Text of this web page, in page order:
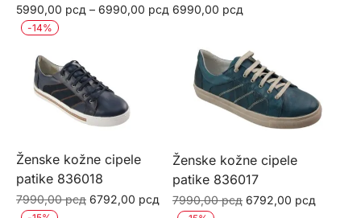
5990,00 рсд – 6990,00 рсд Raspon
5990,00 рсд
6990,00 рсд
-14%
proizvod
ima
Opcije
mogu
biti
6990,00 рсд
proizvod
više
mogu
biti
izabrane
Ženske kožne cipele
patike 836018
7990,00рсд Originalna
6792,00 рсд Trenutna
Ženske kožne cipele
patike 836017
7990,00рсд Originalna
6792,00 рсд